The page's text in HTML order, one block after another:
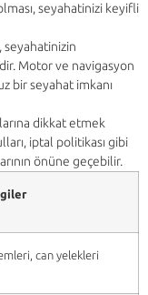
seyahatinizi keyifli
Motor ve navigasyon
bir seyahat imkanı
dikkat etmek
iptal politikası gibi
önüne geçebilir.
can yelekleri